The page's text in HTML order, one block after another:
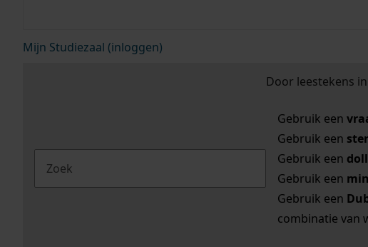
Mijn Studiezaal (inloggen)
Door leestekens
Gebruik een
Gebruik een
Gebruik een
Gebruik een
Gebruik een
combinatie van